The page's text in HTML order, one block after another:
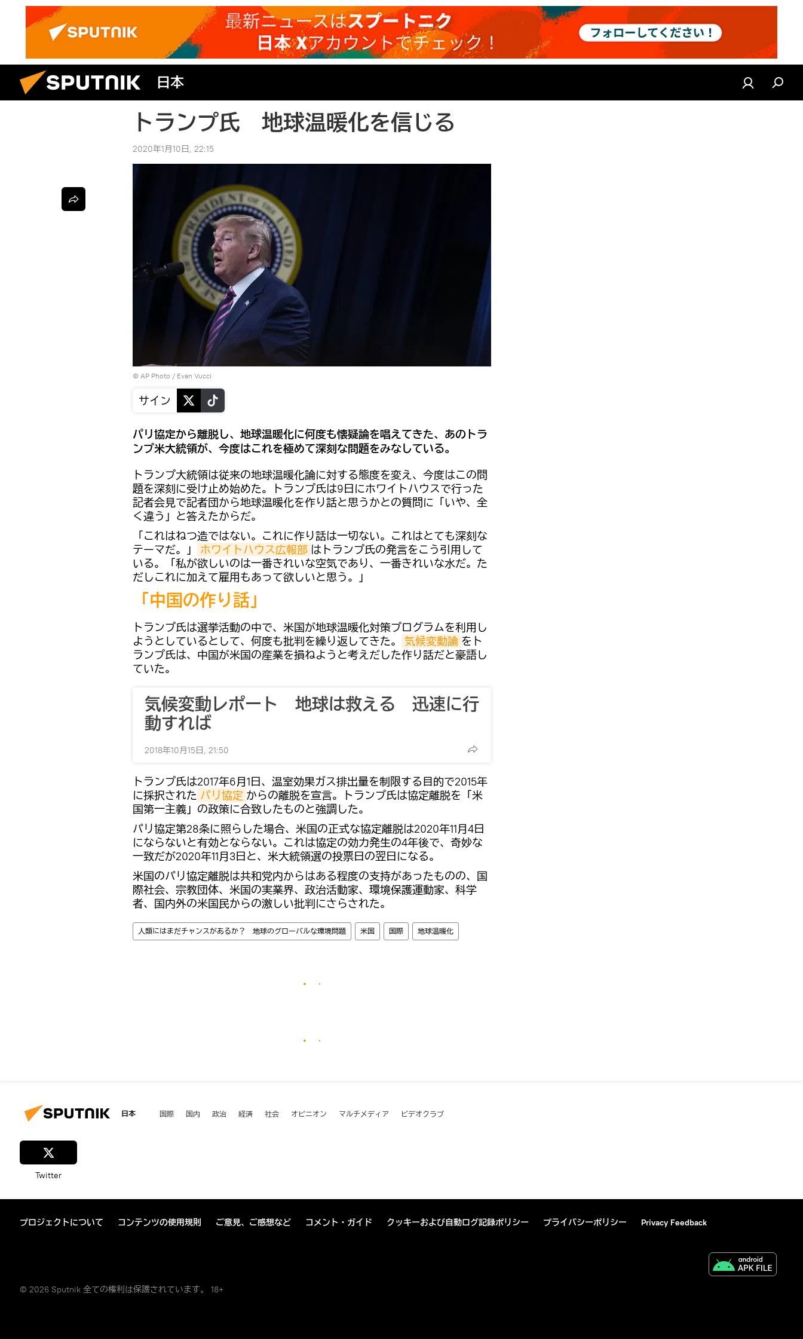
日本
トランプ氏 地球温暖化を信じる
2020年1月10日, 22:15
© AP Photo / Evan Vucci
サイン
パリ協定から離脱し、地球温暖化に何度も懐疑論を唱えてきた、あのトラ
ンプ米大統領が、今度はこれを極めて深刻な問題をみなしている。
トランプ大統領は従来の地球温暖化論に対する態度を変え、今度はこの問
題を深刻に受け止め始めた。トランプ氏は9日にホワイトハウスで行った
記者会見で記者団から地球温暖化を作り話と思うかとの質問に「いや、全
く違う」と答えたからだ。
「これはねつ造ではない。これに作り話は一切ない。これはとても深刻な
テーマだ。」
ホワイトハウス広報部 はトランプ氏の発言をこう引用して
いる。「私が欲しいのは一番きれいな空気であり、一番きれいな水だ。た
だしこれに加えて雇用もあって欲しいと思う。」
「中国の作り話」
トランプ氏は選挙活動の中で、米国が地球温暖化対策プログラムを利用し
ようとしているとして、何度も批判を繰り返してきた。
気候変動論 をト
ランプ氏は、中国が米国の産業を損ねようと考えだした作り話だと豪語し
ていた。
気候変動レポート 地球は救える 迅速に行
動すれば
2018年10月15日, 21:50
トランプ氏は2017年6月1日、温室効果ガス排出量を制限する目的で2015年
に採択された パリ協定 からの離脱を宣言。トランプ氏は協定離脱を「米
国第一主義」の政策に合致したものと強調した。
パリ協定第28条に照らした場合、米国の正式な協定離脱は2020年11月4日
にならないと有効とならない。これは協定の効力発生の4年後で、奇妙な
一致だが2020年11月3日と、米大統領選の投票日の翌日になる。
米国のパリ協定離脱は共和党内からはある程度の支持があったものの、国
際社会、宗教団体、米国の実業界、政治活動家、環境保護運動家、科学
者、国内外の米国民からの激しい批判にさらされた。
人類にはまだチャンスがあるか？ 地球のグローバルな環境問題 米国 国際 地球温暖化
日本 国際 国内 政治 経済 社会 オピニオン マルチメディア ビデオクラブ
Twitter
プロジェクトについて コンテンツの使用規則 ご意見、ご感想など コメント・ガイド クッキーおよび自動ログ記録ポリシー プライバシーポリシー Privacy Feedback
© 2026 Sputnik 全ての権利は保護されています。 18+